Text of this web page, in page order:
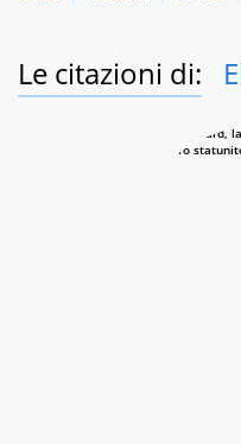
Le citazioni di: